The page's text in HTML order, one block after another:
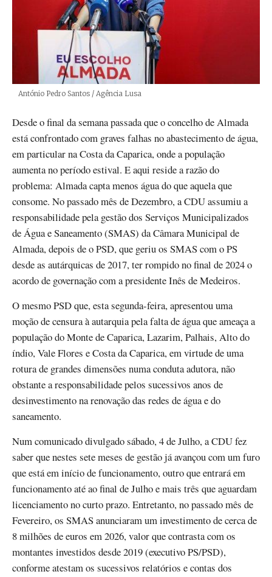
Créditos
António Pedro Santos / Agência Lusa
Desde o final da semana passada que o concelho de Almada
está confrontado com graves falhas no abastecimento de água,
em particular na Costa da Caparica, onde a população
aumenta no período estival. E aqui reside a razão do
problema: Almada capta menos água do que aquela que
consome. No passado mês de Dezembro, a CDU assumiu a
responsabilidade pela gestão dos Serviços Municipalizados
de Água e Saneamento (SMAS) da Câmara Municipal de
Almada, depois de o PSD, que geriu os SMAS com o PS
desde as autárquicas de 2017, ter rompido no final de 2024 o
acordo de governação com a presidente Inês de Medeiros.
O mesmo PSD que, esta segunda-feira, apresentou uma
moção de censura à autarquia pela falta de água que ameaça a
população do Monte de Caparica, Lazarim, Palhais, Alto do
índio, Vale Flores e Costa da Caparica, em virtude de uma
rotura de grandes dimensões numa conduta adutora, não
obstante a responsabilidade pelos sucessivos anos de
desinvestimento na renovação das redes de água e do
saneamento.
Num comunicado divulgado sábado, 4 de Julho, a CDU fez
saber que nestes sete meses de gestão já avançou com um furo
que está em início de funcionamento, outro que entrará em
funcionamento até ao final de Julho e mais três que aguardam
licenciamento no curto prazo. Entretanto, no passado mês de
Fevereiro, os SMAS anunciaram um investimento de cerca de
8 milhões de euros em 2026, valor que contrasta com os
montantes investidos desde 2019 (executivo PS/PSD),
conforme atestam os sucessivos relatórios e contas dos